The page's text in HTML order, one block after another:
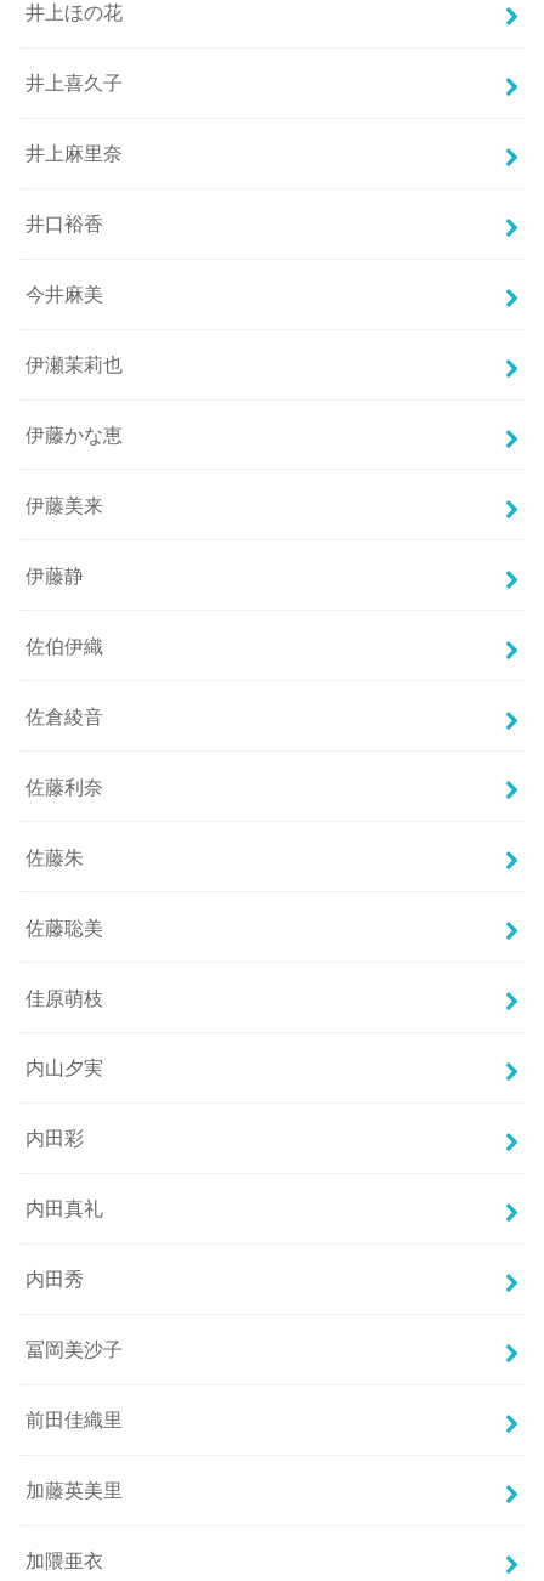
井上ほの花
井上喜久子
井上麻里奈
井口裕香
今井麻美
伊瀬茉莉也
伊藤かな恵
伊藤美来
伊藤静
佐伯伊織
佐倉綾音
佐藤利奈
佐藤朱
佐藤聡美
佳原萌枝
内山夕実
内田彩
内田真礼
内田秀
冨岡美沙子
前田佳織里
加藤英美里
加隈亜衣